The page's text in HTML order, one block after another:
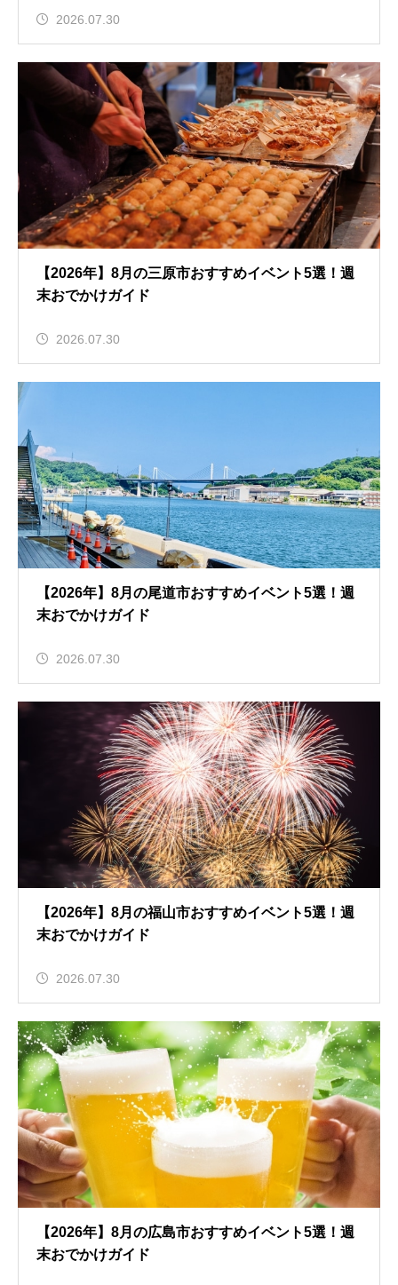
2026.07.30
【2026年】8月の三原市おすすめイベント5選！週
末おでかけガイド
2026.07.30
【2026年】8月の尾道市おすすめイベント5選！週
末おでかけガイド
2026.07.30
【2026年】8月の福山市おすすめイベント5選！週
末おでかけガイド
2026.07.30
【2026年】8月の広島市おすすめイベント5選！週
末おでかけガイド